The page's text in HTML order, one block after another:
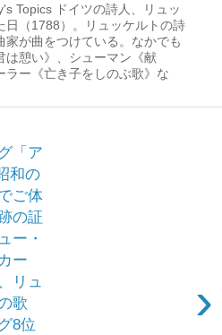
Topics ドイツの詩人、リュッ
日（1788）。リュッケルトの詩
家が曲をつけている。なかでも
は憩い》、シューマン《献
ラー《亡き子をしのぶ歌》な
「ア
和の
ご体
の証
ー・
ー
リュ
歌
8位
›